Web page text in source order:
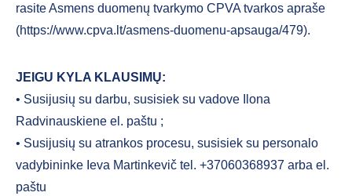
rasite Asmens duomenų tvarkymo CPVA tvarkos apraše
(https://www.cpva.lt/asmens-duomenu-apsauga/479).
JEIGU KYLA KLAUSIMŲ:
• Susijusių su darbu, susisiek su vadove Ilona
Radvinauskiene el. paštu ;
• Susijusių su atrankos procesu, susisiek su personalo
vadybininke Ieva Martinkevič tel. +37060368937 arba el.
paštu